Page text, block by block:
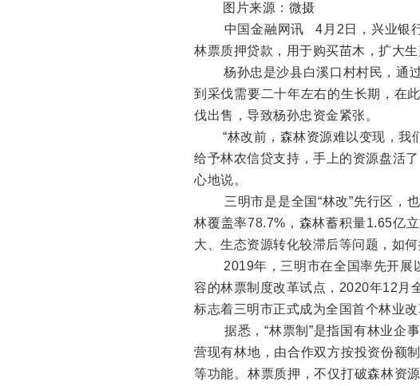
图片来源：微摄
中国金融网讯4月2日，兴业银
林票质押贷款，用于购买苗木，扩大
杨孙忠是沙县白溪口村村民，通
到采伐需要二十年左右的生长期，在
伐出售，导致杨孙忠资金紧张。
“林改前，森林资源难以变现，
给予林农信贷支持，手上的资源盘活
心地说。
三明市是是全国“林改”先行区，
林覆盖率78.7%，森林蓄积量1.65亿
大、生态资源转化较滞后等问题，如
2019年，三明市在全国率先开展
容的林票制度改革试点，2020年12月
标志着三明市正式成为全国首个林业改
据悉，“林票制”是指国有林业企
营现有林地，由合作双方按投资份额
等功能。林票质押，不仅打破森林资